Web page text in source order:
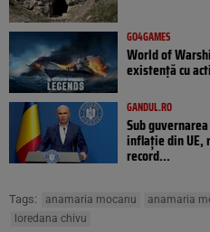
GO4GAMES
World of
existență cu
GANDUL.RO
Sub
inflație din UE,
record...
Tags: anamaria mocanu
anamaria
loredana chivu